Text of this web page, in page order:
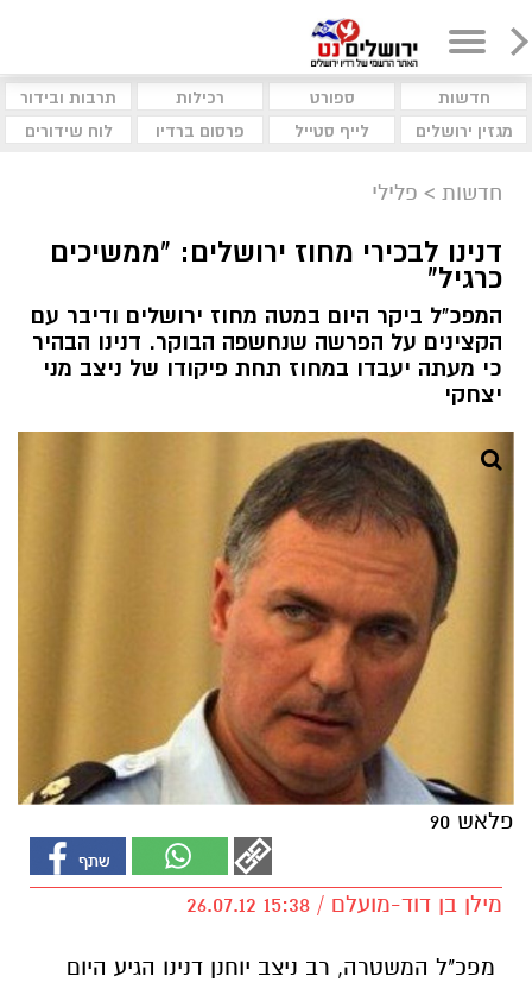
חדשות ספורט רכילות
תרבות ובידור
מגזין ירושלים
לייף סטייל פרסום ברדיו לוח שידורים
חדשות > פלילי
דנינו לבכירי מחוז ירושלים: "ממשיכים
כרגיל"
המפכ"ל ביקר היום במטה מחוז ירושלים ודיבר עם
הקצינים על הפרשה שנחשפה הבוקר. דנינו הבהיר
כי מעתה יעבדו במחוז תחת פיקודו של ניצב מני
יצחקי
פלאש 90
מילן בן דוד-מועלם / 15:38 26.07.12
מפכ"ל המשטרה, רב ניצב יוחנן דנינו הגיע היום